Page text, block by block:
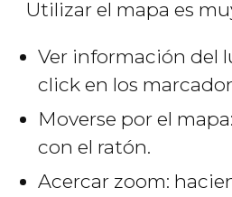
Utilizar el mapa es
Ver información del
click en los
Moverse por el
con el ratón.
Acercar zoom: